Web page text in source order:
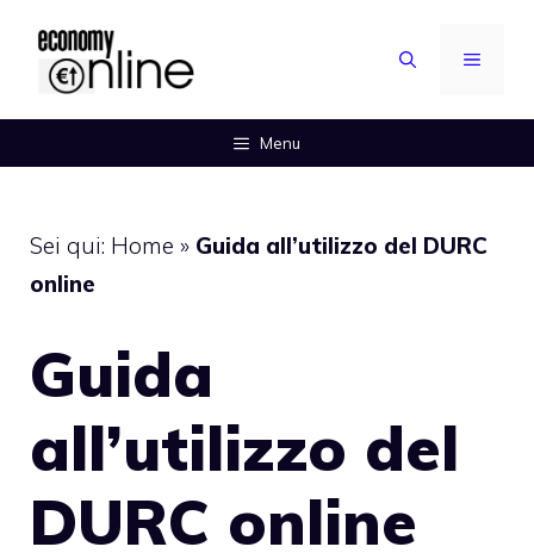
contenuto
MENU
Menu
Sei qui: Home » Guida all’utilizzo del DURC
online
Guida
all’utilizzo del
DURC online